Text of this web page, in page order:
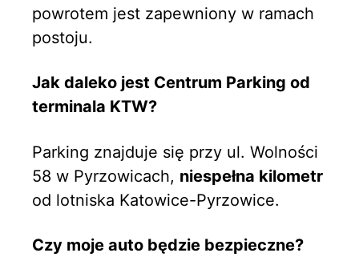
powrotem jest zapewniony w ramach
postoju.
Jak daleko jest Centrum Parking od
terminala KTW?
Parking znajduje się przy ul. Wolności
58 w Pyrzowicach, niespełna kilometr
od lotniska Katowice-Pyrzowice.
Czy moje auto będzie bezpieczne?